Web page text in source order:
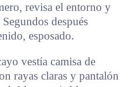
revisa el entorno y
después
esposado.
vestía camisa de
rayas claras y pantalón